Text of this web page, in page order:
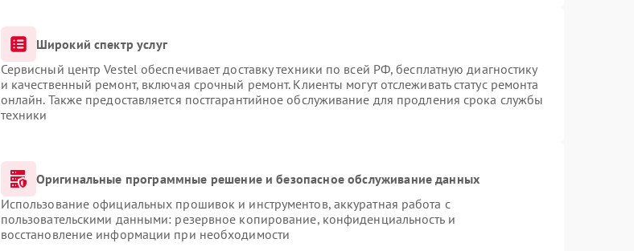
Широкий спектр услуг
Сервисный центр Vestel обеспечивает доставку техники по всей РФ, бесплатную диагностику
и качественный ремонт, включая срочный ремонт. Клиенты могут отслеживать статус ремонта
онлайн. Также предоставляется постгарантийное обслуживание для продления срока службы
техники
Оригинальные программные решение и безопасное обслуживание данных
Использование официальных прошивок и инструментов, аккуратная работа с
пользовательскими данными: резервное копирование, конфиденциальность и
восстановление информации при необходимости